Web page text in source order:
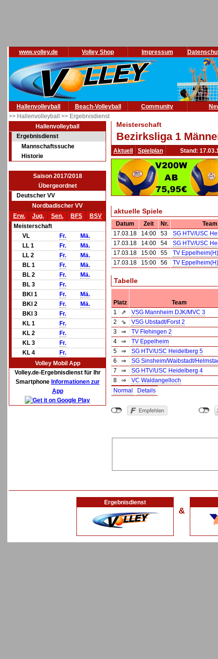
www.volley.de Volley Shop Impressum
Hallenvolleyball Beach-Volleyball Community
>> Hallenvolleyball >> Ergebnisdienst
Hallenvolleyball
Ergebnisdienst
Mannschaftssuche
Historie
Saison 2017/2018
Übergeordnet
Deutscher VV
Nordbadischer VV
Erw.
Jug. Sen. BFS
BSV
Meisterschaft
VL
Fr.
Mä.
LL 1
Fr.
Mä.
LL 2
Fr.
Mä.
BL 1
Fr.
Mä.
BL 2
Fr.
Mä.
BL 3
Fr.
BKl 1
Fr.
Mä.
BKl 2
Fr.
Mä.
BKl 3
Fr.
KL 1
Fr.
KL 2
Fr.
KL 3
Fr.
KL 4
Fr.
Volley Mobil App
Volley.de-Ergebnisdienst für Ihr
Smartphone Informationen zur
App
Meisterschaft
Bezirksliga 1
Aktuell Spielplan Stand:
aktuelle Spiele
Datum Zeit Nr.
17.03.18
14:00 53
SG HTV/USC
17.03.18
14:00 54
SG HTV/USC
17.03.18
15:00 55
TV Eppelheim(H)
17.03.18
15:00 56 TV Eppelheim(H)
Tabelle
Platz
Team
1
⇗
VSG Mannheim DJK/MVC 3
2
⇘
VSG Ubstadt/Forst 2
3
⇒
TV Flehingen 2
4
⇒
TV Eppelheim
5
⇒
SG HTV/USC Heidelberg 5
6
⇒
SG Sinsheim/Waibstadt/
7
⇒
SG HTV/USC Heidelberg 4
8
⇒
VC Waldangelloch
Normal
Details
Ergebnisdienst
&